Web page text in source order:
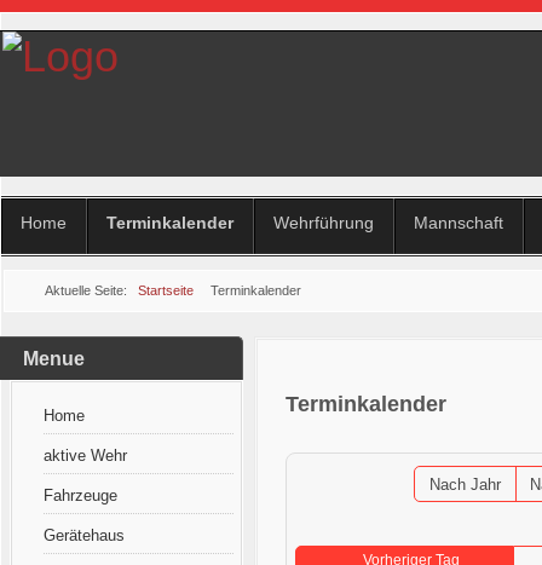
Home Terminkalender Wehrführung Mannschaft
Aktuelle Seite: Startseite Terminkalender
Menue
Home
aktive Wehr
Fahrzeuge
Gerätehaus
Terminkalender
Nach Jahr
Vorheriger Tag